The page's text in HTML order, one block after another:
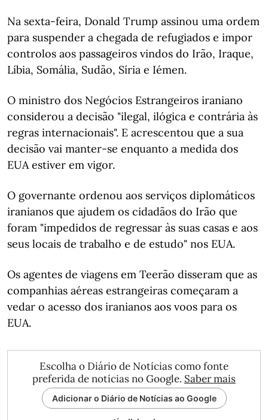
Na sexta-feira, Donald Trump assinou uma ordem
para suspender a chegada de refugiados e impor
controlos aos passageiros vindos do Irão, Iraque,
Líbia, Somália, Sudão, Síria e Iémen.
O ministro dos Negócios Estrangeiros iraniano
considerou a decisão "ilegal, ilógica e contrária às
regras internacionais". E acrescentou que a sua
decisão vai manter-se enquanto a medida dos
EUA estiver em vigor.
O governante ordenou aos serviços diplomáticos
iranianos que ajudem os cidadãos do Irão que
foram "impedidos de regressar às suas casas e aos
seus locais de trabalho e de estudo" nos EUA.
Os agentes de viagens em Teerão disseram que as
companhias aéreas estrangeiras começaram a
vedar o acesso dos iranianos aos voos para os
EUA.
Escolha o Diário de Notícias como fonte
preferida de notícias no Google. Saber mais
Adicionar o Diário de Notícias ao Google